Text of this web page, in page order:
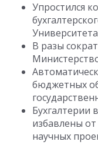
Упростился
В разы
бюджетных
Бухгалтерии
избавлены
научных